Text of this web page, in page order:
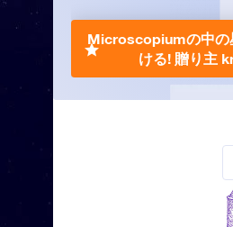
Microscopiumの中の
ける! 贈り主